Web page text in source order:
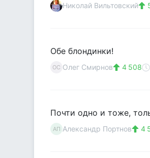
Николай Вильтовский
Обе блондинки!
ОС Олег Смирнов 4 508
Почти одно и тоже,
АП Александр Портнов 4